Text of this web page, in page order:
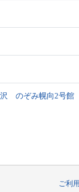
のぞみ幌向2号館
ご利